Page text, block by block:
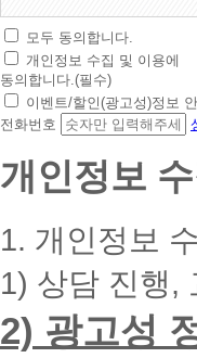
초
간
편
상
담
청
대
폰
입
력
모두 동의합니다.
개인정보 수집 및 이용에
동의합니다.(필수)
이벤트/할인(광고성)정보
전화번호
개인정보
1. 개인정보
1) 상담 진행,
2) 광고성